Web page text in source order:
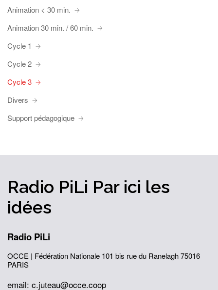
Animation < 30 min.
Animation 30 min. / 60 min.
Cycle 1
Cycle 2
Cycle 3
Divers
Support pédagogique
Radio PiLi Par ici les
idées
Radio PiLi
OCCE | Fédération Nationale 101 bis rue du Ranelagh75016
PARIS
email: c.juteau@occe.coop